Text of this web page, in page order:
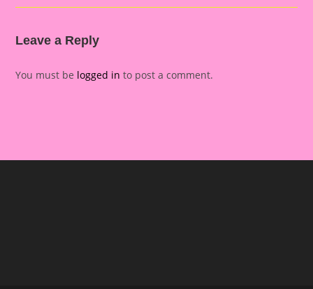
Leave a Reply
You must be logged in to post a comment.